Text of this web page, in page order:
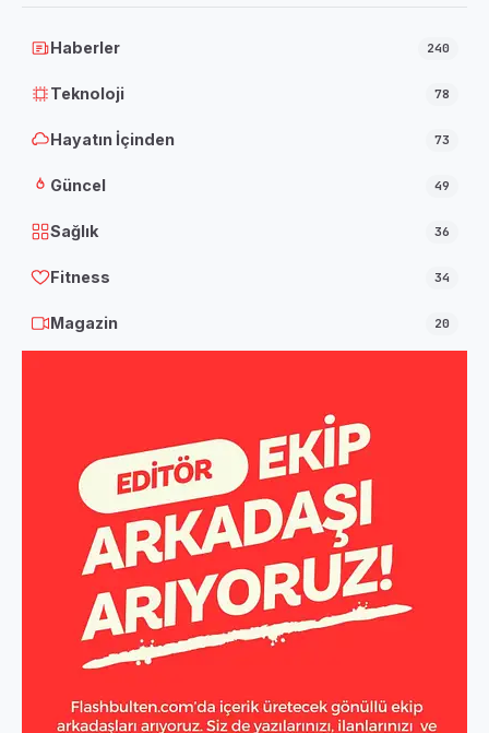
Haberler 240
Teknoloji 78
Hayatın İçinden 73
Güncel 49
Sağlık 36
Fitness 34
Magazin 20